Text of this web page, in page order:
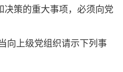
决策的重大事项，必须向党
上级党组织请示下列事